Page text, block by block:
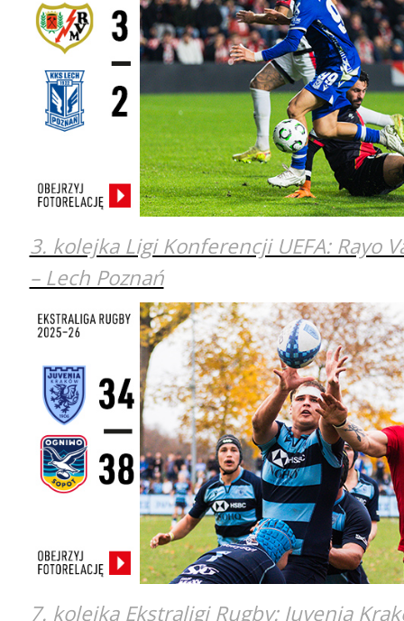
3. kolejka Ligi Konferencji UEFA: Rayo
– Lech Poznań
7. kolejka Ekstraligi Rugby: Juvenia